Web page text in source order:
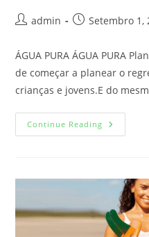
admin Setembro 1,
ÁGUA PURA ÁGUA PURA
de começar a planear o
crianças e jovens.E do
Continue Reading